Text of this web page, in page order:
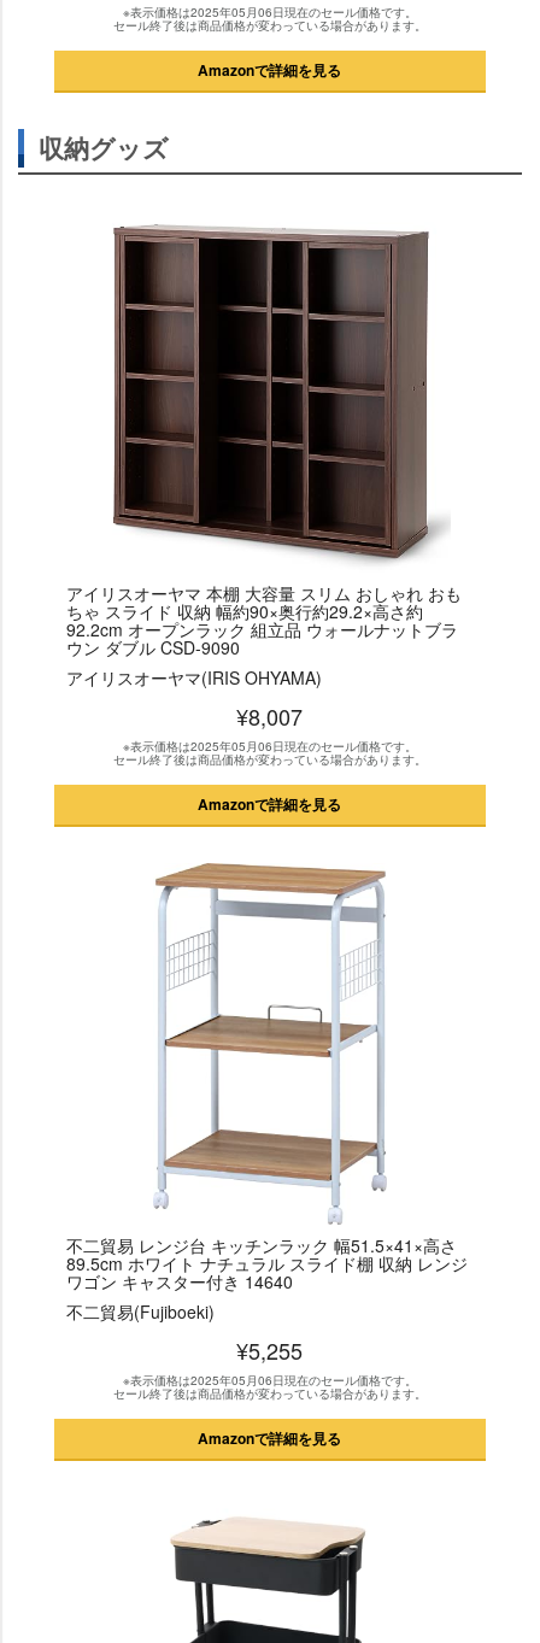
※表示価格は2025年05月06日現在のセール価格です。
セール終了後は商品価格が変わっている場合があります。
Amazonで詳細を見る
収納グッズ
アイリスオーヤマ 本棚 大容量 スリム おしゃれ おも
ちゃ スライド 収納 幅約90×奥行約29.2×高さ約
92.2cm オープンラック 組立品 ウォールナットブラ
ウン ダブル CSD-9090
アイリスオーヤマ(IRIS OHYAMA)
¥8,007
※表示価格は2025年05月06日現在のセール価格です。
セール終了後は商品価格が変わっている場合があります。
Amazonで詳細を見る
不二貿易 レンジ台 キッチンラック 幅51.5×41×高さ
89.5cm ホワイト ナチュラル スライド棚 収納 レンジ
ワゴン キャスター付き 14640
不二貿易(Fujiboeki)
¥5,255
※表示価格は2025年05月06日現在のセール価格です。
セール終了後は商品価格が変わっている場合があります。
Amazonで詳細を見る